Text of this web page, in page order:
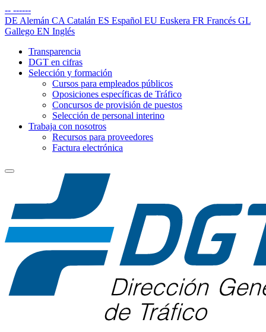
-- ------
DE Alemán CA Catalán ES Español EU Euskera FR Francés GL
Gallego EN Inglés
Transparencia
DGT en cifras
Selección y formación
Cursos para empleados públicos
Oposiciones específicas de Tráfico
Concursos de provisión de puestos
Selección de personal interino
Trabaja con nosotros
Recursos para proveedores
Factura electrónica